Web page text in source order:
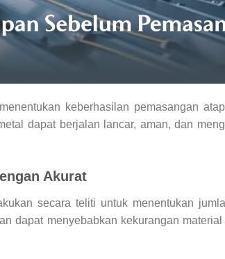
keberhasilan pemasangan
dapat berjalan lancar, aman, dan
Akurat
secara teliti untuk menentukan
dapat menyebabkan kekurangan